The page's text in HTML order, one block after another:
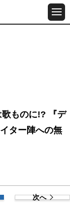
ものに!? 『デ
ター陣への無
次へ